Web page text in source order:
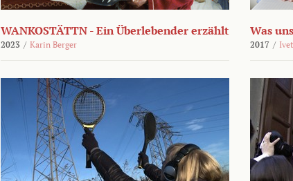
WANKOSTÄTTN - Ein Überlebender erzählt
2023 / Karin Berger
Was
2017 /